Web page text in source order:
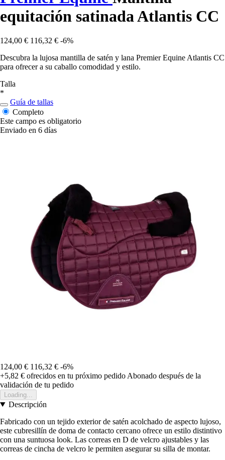
equitación satinada Atlantis CC
124,00 € 116,32 € -6%
Descubra la lujosa mantilla de satén y lana Premier Equine Atlantis CC
para ofrecer a su caballo comodidad y estilo.
Talla
*
Guía de tallas
Completo
Este campo es obligatorio
Enviado en 6 días
124,00 € 116,32 € -6%
+5,82 € ofrecidos en tu próximo pedido Abonado después de la
validación de tu pedido
Loading...
Descripción
Fabricado con un tejido exterior de satén acolchado de aspecto lujoso,
este cubresillín de doma de contacto cercano ofrece un estilo distintivo
con una suntuosa look. Las correas en D de velcro ajustables y las
correas de cincha de velcro le permiten asegurar su silla de montar.